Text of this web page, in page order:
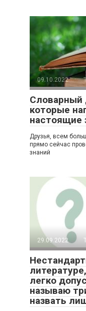
09.10.2022
Словарный
которые
настоящие
Друзья, всем
прямо сейчас
знаний
29.09.2022
легко
называю
назвать